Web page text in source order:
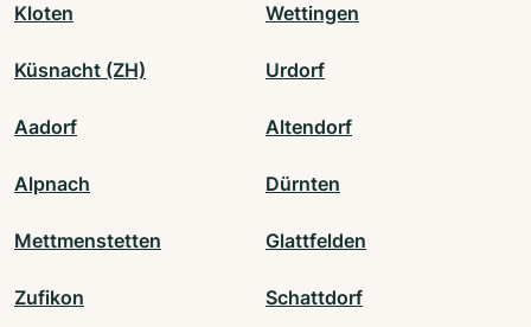
Kloten Wettingen
Küsnacht (ZH) Urdorf
Aadorf Altendorf
Alpnach Dürnten
Mettmenstetten Glattfelden
Zufikon Schattdorf